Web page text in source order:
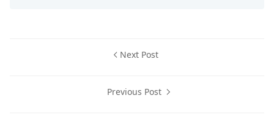
Next Post
Previous Post